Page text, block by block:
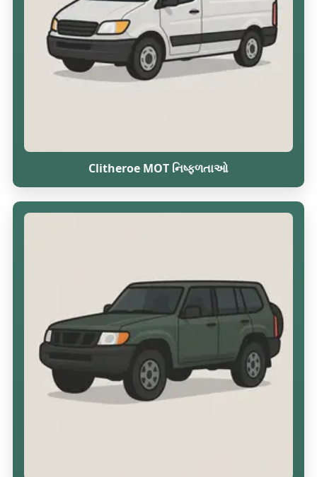
Clitheroe MOT નિષ્ફળતાઓ